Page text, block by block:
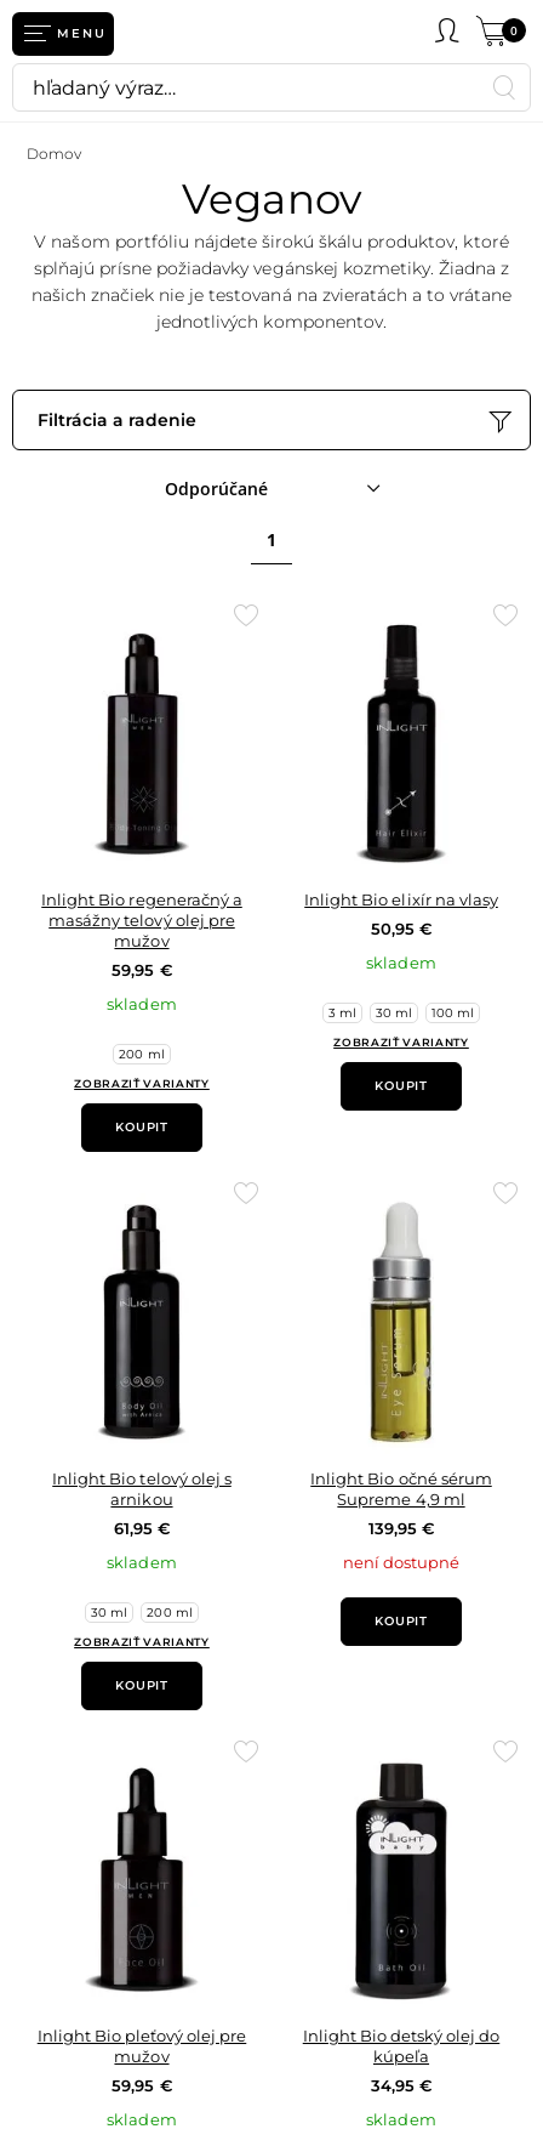
MENU 0
Domov
Veganov
V našom portfóliu nájdete širokú škálu produktov, ktoré
splňajú prísne požiadavky vegánskej kozmetiky. Žiadna z
našich značiek nie je testovaná na zvieratách a to vrátane
jednotlivých komponentov.
Filtrácia a radenie
Odporúčané
1
Přidat
Inlight Bio regeneračný a
masážny telový olej pre
mužov
59,95 €
skladem
200 ml
ZOBRAZIŤ VARIANTY
KOUPIT
Inlight Bio elixír na vlasy
50,95 €
skladem
3 ml 30 ml 100 ml
ZOBRAZIŤ VARIANTY
KOUPIT
Přidat
Inlight Bio telový olej s
arnikou
61,95 €
skladem
30 ml 200 ml
ZOBRAZIŤ VARIANTY
KOUPIT
Inlight Bio očné sérum
Supreme 4,9 ml
139,95 €
není dostupné
KOUPIT
Přidat
Inlight Bio pleťový olej pre
mužov
59,95 €
skladem
Inlight Bio detský olej do
kúpeľa
34,95 €
skladem